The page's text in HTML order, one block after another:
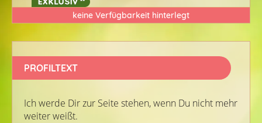
keine Verfügbarkeit hinterlegt
PROFILTEXT
Ich werde Dir zur Seite stehen, wenn Du nicht mehr
weiter weißt.